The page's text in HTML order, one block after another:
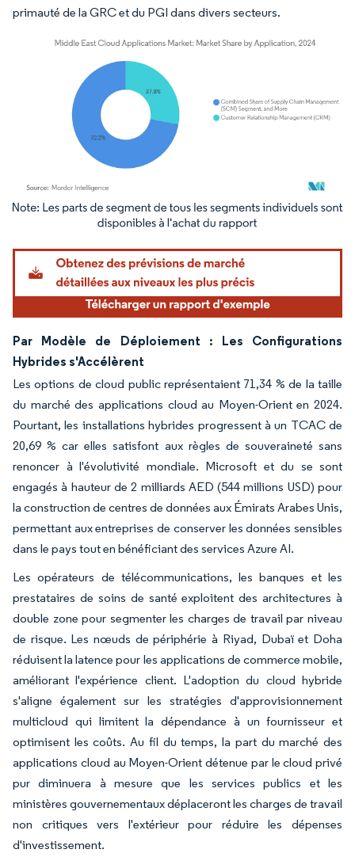
primauté de la GRC et du PGI dans divers secteurs.
Image © Mordor Intelligence. La réutilisation nécessite une attribution sous CC BY
Par Modèle de Déploiement : Les Configurations
Hybrides s'Accélèrent
Les options de cloud public représentaient 71,34 % de la taille
du marché des applications cloud au Moyen-Orient en 2024.
Pourtant, les installations hybrides progressent à un TCAC de
20,69 % car elles satisfont aux règles de souveraineté sans
renoncer à l'évolutivité mondiale. Microsoft et du se sont
engagés à hauteur de 2 milliards AED (544 millions USD) pour
la construction de centres de données aux Émirats Arabes Unis,
permettant aux entreprises de conserver les données sensibles
dans le pays tout en bénéficiant des services Azure AI.
Les opérateurs de télécommunications, les banques et les
prestataires de soins de santé exploitent des architectures à
double zone pour segmenter les charges de travail par niveau
de risque. Les nœuds de périphérie à Riyad, Dubaï et Doha
réduisent la latence pour les applications de commerce mobile,
améliorant l'expérience client. L'adoption du cloud hybride
s'aligne également sur les stratégies d'approvisionnement
multicloud qui limitent la dépendance à un fournisseur et
optimisent les coûts. Au fil du temps, la part du marché des
applications cloud au Moyen-Orient détenue par le cloud privé
pur diminuera à mesure que les services publics et les
ministères gouvernementaux déplaceront les charges de travail
non critiques vers l'extérieur pour réduire les dépenses
d'investissement.